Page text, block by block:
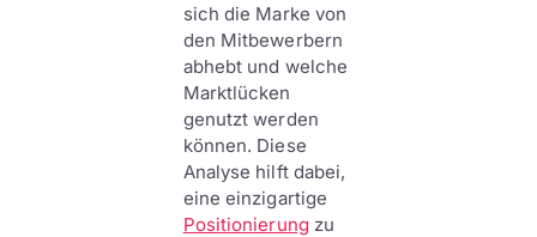
sich die Marke von
den Mitbewerbern
abhebt und welche
Marktlücken
genutzt werden
können. Diese
Analyse hilft dabei,
eine einzigartige
Positionierung zu